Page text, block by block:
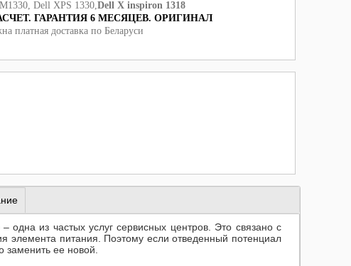
Dell XPS 1330,Dell X inspiron 1318
ГАРАНТИЯ 6 МЕСЯЦЕВ. ОРИГИНАЛ
платная доставка по Беларуси
одна из частых услуг сервисных центров. Это связано с
элемента питания. Поэтому если отведенный потенциал
заменить ее новой.